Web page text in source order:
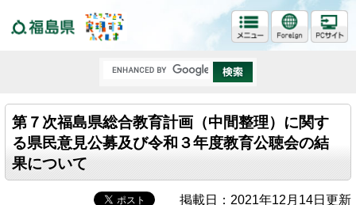
第７次福島県総合教育計画（中間整理）に関す
る県民意見公募及び令和３年度教育公聴会の結
果について
掲載日：2021年12月14日更新